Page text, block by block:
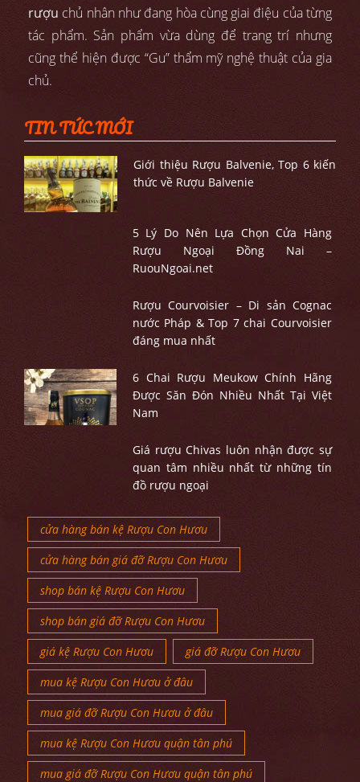
rượu chủ nhân như đang hòa cùng giai điệu của từng
tác phẩm. Sản phẩm vừa dùng để trang trí nhưng
cũng thể hiện được “Gu” thẩm mỹ nghệ thuật của gia
chủ.
TIN TỨC MỚI
Giới thiệu Rượu Balvenie, Top 6 kiến
thức về Rượu Balvenie
5 Lý Do Nên Lựa Chọn Cửa Hàng
Rượu Ngoại Đồng Nai –
RuouNgoai.net
Rượu Courvoisier – Di sản Cognac
nước Pháp & Top 7 chai Courvoisier
đáng mua nhất
6 Chai Rượu Meukow Chính Hãng
Được Săn Đón Nhiều Nhất Tại Việt
Nam
Giá rượu Chivas luôn nhận được sự
quan tâm nhiều nhất từ những tín
đồ rượu ngoại
cửa hàng bán kệ Rượu Con Hươu
cửa hàng bán giá đỡ Rượu Con Hươu
shop bán kệ Rượu Con Hươu
shop bán giá đỡ Rượu Con Hươu
giá kệ Rượu Con Hươu
giá đỡ Rượu Con Hươu
mua kệ Rượu Con Hươu ở đâu
mua giá đỡ Rượu Con Hươu ở đâu
mua kệ Rượu Con Hươu quận tân phú
mua giá đỡ Rượu Con Hươu quận tân phú